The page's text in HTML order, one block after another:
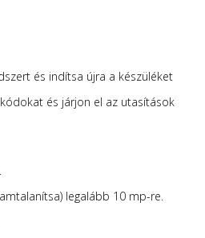
és indítsa újra a készüléket
és járjon el az utasítások
legalább 10 mp-re.